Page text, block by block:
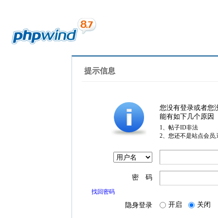
提示信息
您没有登录或者您
能有如下几个原因
1、帖子ID非法
2、您还不是站点会员
密 码
找回密码
隐身登录 开启 关闭